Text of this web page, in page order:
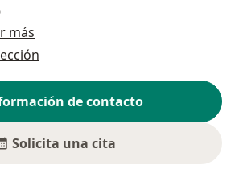
más
de contacto
Solicita una cita